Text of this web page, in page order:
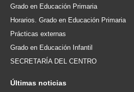
Grado en Educación Primaria
Horarios. Grado en Educación Primaria
Prácticas externas
Grado en Educación Infantil
SECRETARÍA DEL CENTRO
Últimas noticias